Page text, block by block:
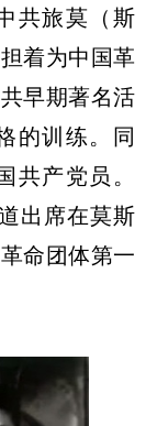
共旅莫（斯
着为中国革
早期著名活
的训练。同
共产党员。
出席在莫斯
命团体第一